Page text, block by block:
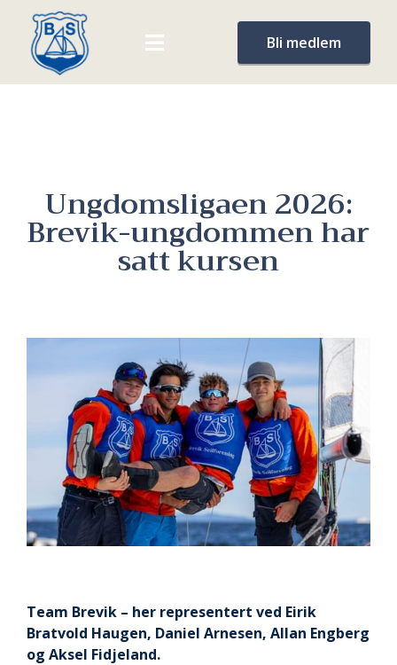
Bli medlem
Ungdomsligaen 2026:
Brevik-ungdommen har
satt kursen
Team Brevik – her representert ved Eirik
Bratvold Haugen, Daniel Arnesen, Allan Engberg
og Aksel Fidjeland.